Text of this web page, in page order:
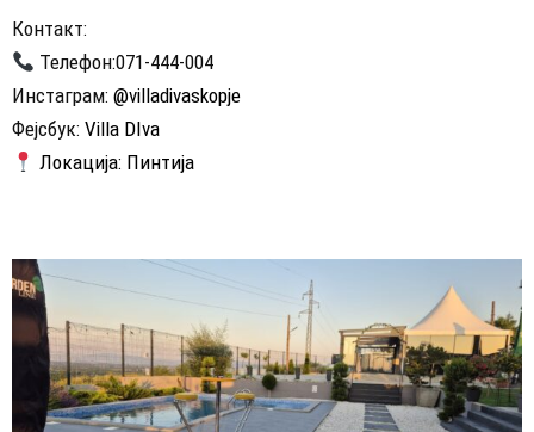
Контакт:
Телефон:071-444-004
Инстаграм: @villadivaskopje
Фејсбук: Villa DIva
Локација: Пинтија